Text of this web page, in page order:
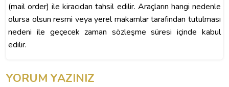
(mail order) ile kiracıdan tahsil edilir. Araçların hangi nedenle
olursa olsun resmi veya yerel makamlar tarafından tutulması
nedeni ile geçecek zaman sözleşme süresi içinde kabul
edilir.
YORUM YAZINIZ